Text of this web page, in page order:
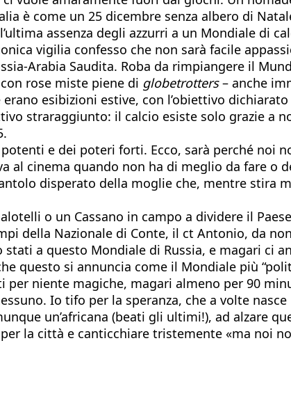
è come un 25 dicembre senza albero di
assenza degli azzurri a un Mondiale di
vigilia confesso che non sarà facile
Arabia Saudita. Roba da rimpiangere il
rose miste piene di globetrotters– anche
esibizioni estive, con l’obiettivo
straraggiunto: il calcio esiste solo grazie a
e dei poteri forti. Ecco, sarà perché noi
al cinema quando non ha di meglio da fare
disperato della moglie che, mentre stira
o un Cassano in campo a dividere il
della Nazionale di Conte, il ct Antonio, da
a questo Mondiale di Russia, e magari ci
questo si annuncia come il Mondiale più
per niente magiche, magari almeno per 90
Io tifo per la speranza, che a volte
un’africana (beati gli ultimi!), ad alzare
la città e canticchiare tristemente «ma noi